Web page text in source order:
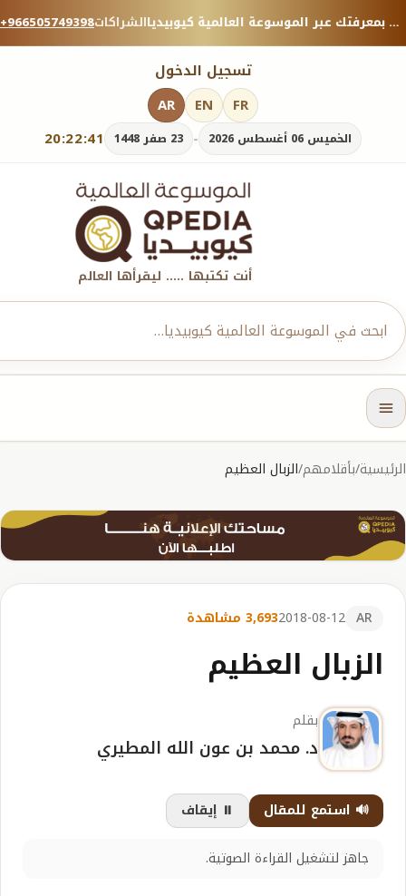
+966505749398الشراكات منصة معرفية موثوقة — شارك بمعرفتك عبر الموسوعة العالمية كيوبيديا.
تسجيل الدخول
20:22:41 الخميس 06 أغسطس 2026 - 23 صفر 1448
AR EN FR
أنت تكتبها ..... ليقرأها العالم
الرئيسية/بأقلامهم/الزبال العظيم
AR
2018-08-123,693 مشاهدة
الزبال العظيم
بقلم
د. محمد بن عون الله المطيري
🔊 استمع للمقال
⏸️ إيقاف
جاهز لتشغيل القراءة الصوتية.